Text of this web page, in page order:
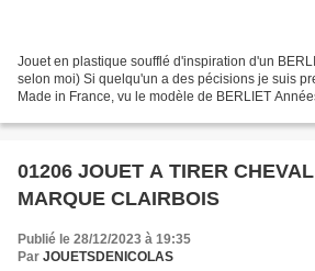
Jouet en plastique soufflé d'inspiration d'un
selon moi) Si quelqu'un a des pécisions je suis
Made in France, vu le modèle de BERLIET
01206 JOUET A TIRER
MARQUE CLAIRBOIS
Publié le 28/12/2023 à 19:35
Par JOUETSDENICOLAS